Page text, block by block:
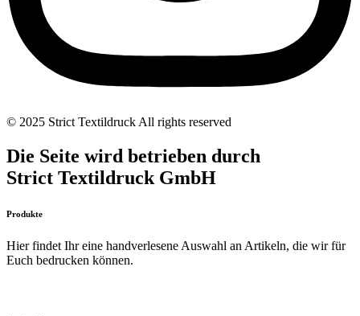
© 2025 Strict Textildruck All rights reserved
Die Seite wird betrieben durch
Strict Textildruck GmbH
Produkte
Hier findet Ihr eine handverlesene Auswahl an Artikeln, die wir für
Euch bedrucken können.